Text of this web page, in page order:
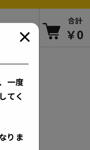
合計
￥0
一度
てく
りま